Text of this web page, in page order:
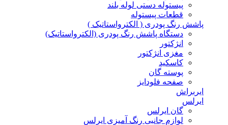
پیستوله دستی لوله بلند
قطعات پیستوله
پاشش رنگ پودری ( الکترواستاتیک )
دستگاه پاشش رنگ پودری (الکترواستاتیک)
انژکتور
مغزی انژکتور
کاسکید
پوسته گان
صفحه فلودایز
ایربراش
ایرلس
گان ایرلس
لوازم جانبی رنگ آمیزی ایرلس